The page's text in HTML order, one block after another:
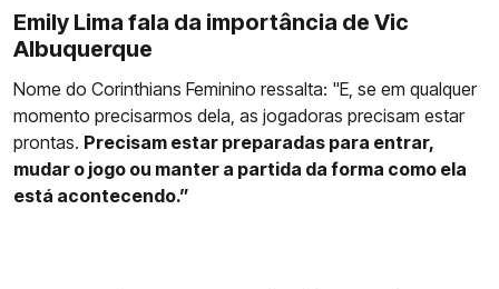
Emily Lima fala da importância de Vic
Albuquerque
Nome do Corinthians Feminino ressalta: "E, se em qualquer
momento precisarmos dela, as jogadoras precisam estar
prontas. Precisam estar preparadas para entrar,
mudar o jogo ou manter a partida da forma como ela
está acontecendo.”